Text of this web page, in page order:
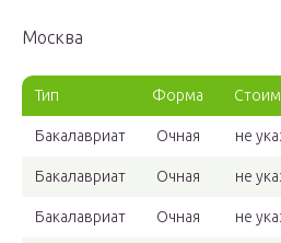
Москва
Тип Форма
Бакалавриат Очная не
Бакалавриат Очная не
Бакалавриат Очная не